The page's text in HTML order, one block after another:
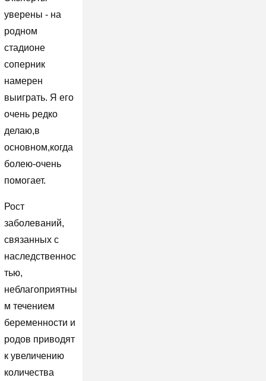
уверены - на
родном
стадионе
соперник
намерен
выиграть. Я его
очень редко
делаю,в
основном,когда
болею-очень
помогает.
Рост
заболеваний,
связанных с
наследственнос
тью,
неблагоприятны
м течением
беременности и
родов приводят
к увеличению
количества